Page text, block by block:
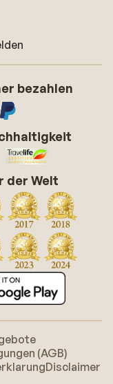
bezahlen
der Welt
(AGB)
Disclaimer